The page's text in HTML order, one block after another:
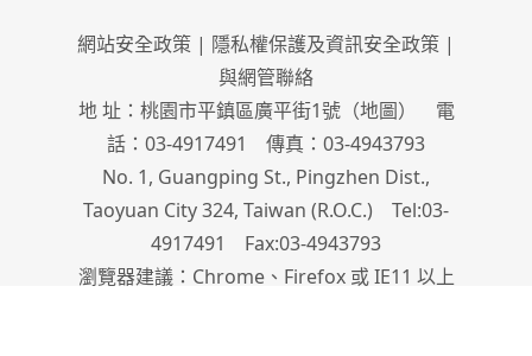
網站安全政策 | 隱私權保護及資訊安全政策 |
與網管聯絡
地 址：桃園市平鎮區廣平街1號（地圖） 電
話：03-4917491 傳真：03-4943793
No. 1, Guangping St., Pingzhen Dist.,
Taoyuan City 324, Taiwan (R.O.C.) Tel:03-
4917491 Fax:03-4943793
瀏覽器建議：Chrome、Firefox 或 IE11 以上